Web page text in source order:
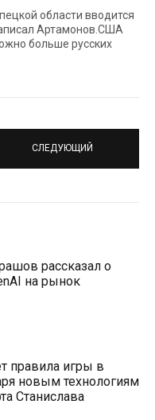
области вводится
Артамонов.США
больше русских
СЛЕДУЮЩИЙ
рассказал о
на рынок
правила игры в
новым технологиям
Станислава